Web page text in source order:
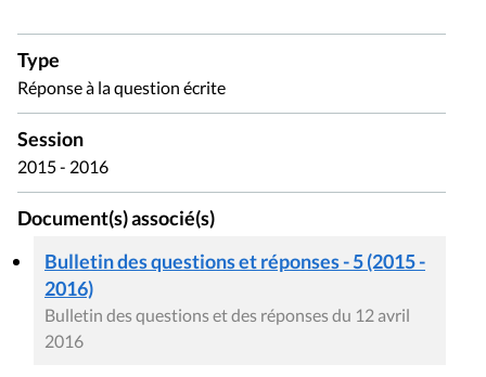
Type
Réponse à la question écrite
Session
2015 - 2016
Document(s) associé(s)
Bulletin des questions et réponses - 5 (2015 -
2016)
Bulletin des questions et des réponses du 12 avril
2016